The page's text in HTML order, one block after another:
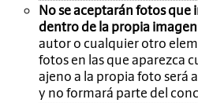
No se aceptarán fotos
dentro de la propia imagen
autor o cualquier otro
fotos en las que aparezca
ajeno a la propia foto será
y no formará parte del